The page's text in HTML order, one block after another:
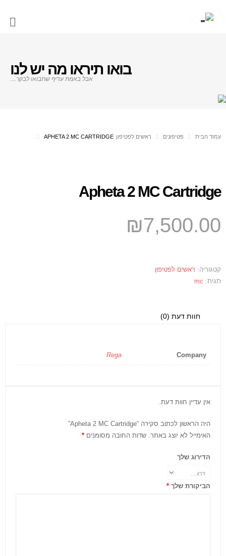
בואו תיראו מה יש לנו
אבל באמת עדיף שתבואו לבקר....
עמוד הבית פטיפונים ראשים לפטיפון APHETA 2 MC CARTRIDGE
Apheta 2 MC Cartridge
₪7,500.00
קטגוריה: ראשים לפטיפון
תגית: mc
חוות דעת (0)
Company
Rega
אין עדיין חוות דעת.
היה הראשון לכתוב סקירה “Apheta 2 MC Cartridge”
האימייל לא יוצג באתר. שדות החובה מסומנים *
הדירוג שלך
הביקורת שלך *